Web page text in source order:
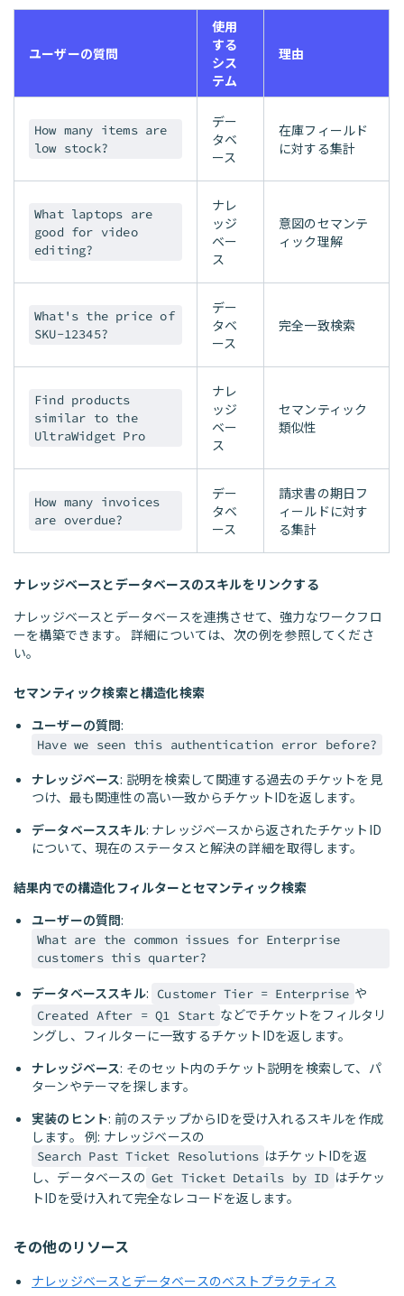
ユーザーの質問
使用
する
シス
テム
理由
How many items are
low stock?
デー
タベ
ース
在庫フィールド
に対する集計
What laptops are
good for video
editing?
ナレ
ッジ
ベー
ス
意図のセマンテ
ィック理解
What's the price of
SKU-12345?
デー
タベ
ース
完全一致検索
Find products
similar to the
UltraWidget Pro
ナレ
ッジ
ベー
ス
セマンティック
類似性
How many invoices
are overdue?
デー
タベ
ース
請求書の期日フ
ィールドに対す
る集計
ナレッジベースとデータベースのスキルをリンクする
ナレッジベースとデータベースを連携させて、強力なワークフロ
ーを構築できます。 詳細については、次の例を参照してくださ
い。
セマンティック検索と構造化検索
ユーザーの質問:
Have we seen this authentication error before?
ナレッジベース: 説明を検索して関連する過去のチケットを見
つけ、最も関連性の高い一致からチケットIDを返します。
データベーススキル: ナレッジベースから返されたチケットID
について、現在のステータスと解決の詳細を取得します。
結果内での構造化フィルターとセマンティック検索
ユーザーの質問:
What are the common issues for Enterprise
customers this quarter?
データベーススキル: Customer Tier = Enterprise や
Created After = Q1 Start などでチケットをフィルタリ
ングし、フィルターに一致するチケットIDを返します。
ナレッジベース: そのセット内のチケット説明を検索して、パ
ターンやテーマを探します。
実装のヒント: 前のステップからIDを受け入れるスキルを作成
します。 例: ナレッジベースの
Search Past Ticket Resolutions はチケットIDを返
し、データベースの Get Ticket Details by ID はチケッ
トIDを受け入れて完全なレコードを返します。
その他のリソース
ナレッジベースとデータベースのベストプラクティス